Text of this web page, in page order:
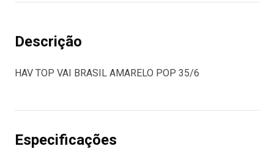
Descrição
HAV TOP VAI BRASIL AMARELO POP 35/6
Especificações